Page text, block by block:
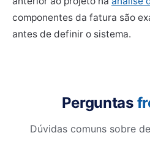
componentes da fatura são
antes de definir o sistema.
Perguntas
Dúvidas comuns sobre